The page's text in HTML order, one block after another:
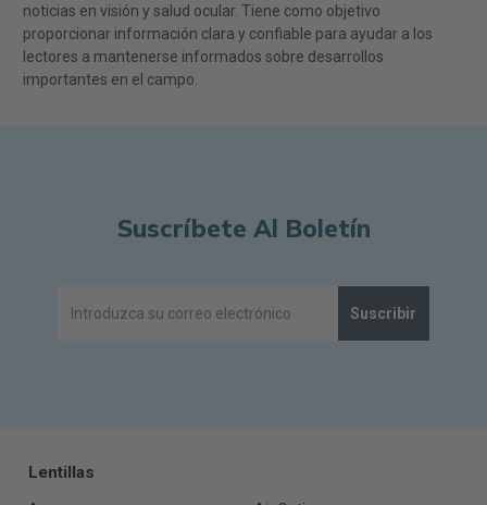
noticias en visión y salud ocular. Tiene como objetivo
proporcionar información clara y confiable para ayudar a los
lectores a mantenerse informados sobre desarrollos
importantes en el campo.
Suscríbete Al Boletín
Suscribir
Lentillas